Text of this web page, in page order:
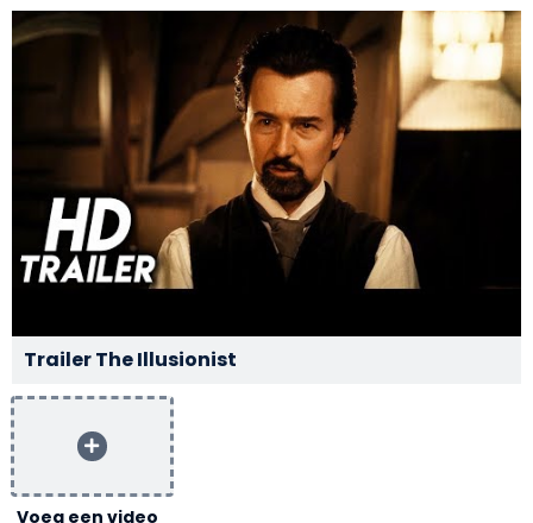
Trailer The Illusionist
Voeg een video